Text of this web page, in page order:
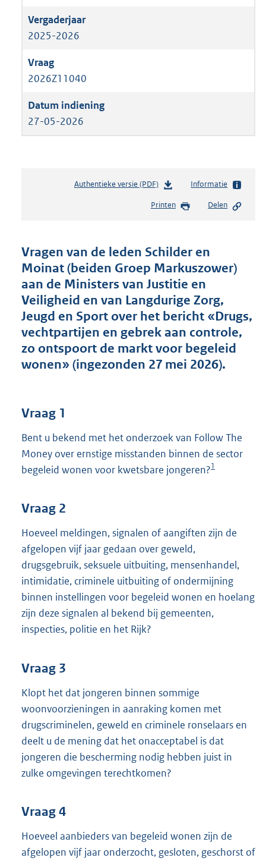
2025-2026
2026Z11040
27-05-2026
Authentieke versie (PDF)b
s
n
d
s
g
r
o
t
t
e
:
Informatie
Printen Delen
Vragen van de leden Schilder en
Moinat (beiden Groep Markuszower)
aan de Ministers van Justitie en
Veiligheid en van Langdurige Zorg,
Jeugd en Sport over het bericht «Drugs,
vechtpartijen en gebrek aan controle,
zo ontspoort de markt voor begeleid
wonen» (ingezonden 27 mei 2026).
Vraag 1
Bent u bekend met het onderzoek van Follow The
Money over ernstige misstanden binnen de sector
begeleid wonen voor kwetsbare jongeren?1
Vraag 2
Hoeveel meldingen, signalen of aangiften zijn de
afgelopen vijf jaar gedaan over geweld,
drugsgebruik, seksuele uitbuiting, mensenhandel,
intimidatie, criminele uitbuiting of ondermijning
binnen instellingen voor begeleid wonen en hoelang
zijn deze signalen al bekend bij gemeenten,
inspecties, politie en het Rijk?
Vraag 3
Klopt het dat jongeren binnen sommige
woonvoorzieningen in aanraking komen met
drugscriminelen, geweld en criminele ronselaars en
deelt u de mening dat het onacceptabel is dat
jongeren die bescherming nodig hebben juist in
zulke omgevingen terechtkomen?
Vraag 4
Hoeveel aanbieders van begeleid wonen zijn de
afgelopen vijf jaar onderzocht, gesloten, geschorst of